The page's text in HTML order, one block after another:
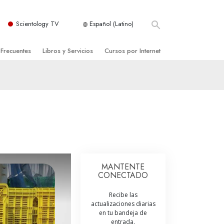
Scientology TV Español (Latino)
Libros y Servicios
Iniciales
Cursos por Internet
Ayudas para Enfermedades y Lesiones
La Integridad y la Honestidad
El Matrimonio
La Escala Tonal Emocional
MANTENTE
CONECTADO
Recibe las
actualizaciones diarias
en tu bandeja de
entrada.